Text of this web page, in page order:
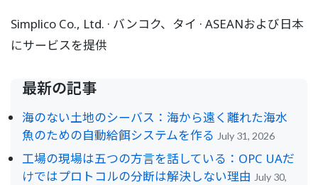
Simplico Co., Ltd. · バンコク、タイ · ASEANおよび日本
にサービスを提供
最新の記事
海のない土地のシーバス：海から遠く離れた海水
魚のための自動給餌システムを作る July 31, 2026
工場の現場は五つの方言を話している：OPC UAだ
けではプロトコルの分断は解決しない理由 July 30,